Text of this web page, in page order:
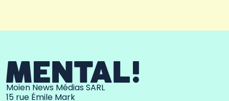
Moien News Médias SARL
15 rue Émile Mark